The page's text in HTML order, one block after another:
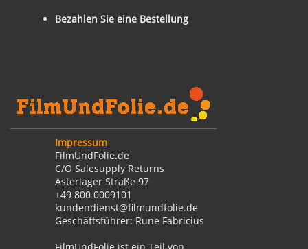
Bezahlen Sie eine Bestellung
Impressum
FilmUndFolie.de
C/O Salesupply Returns
Asterlager Straße 97
+49 800 0009101
kundendienst@filmundfolie.de
Geschäftsführer: Rune Fabricius